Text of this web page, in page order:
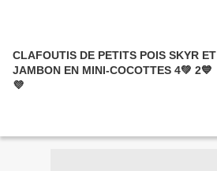
CLAFOUTIS DE PETITS POIS SKYR ET
JAMBON EN MINI-COCOTTES 4💚 2💙
💜